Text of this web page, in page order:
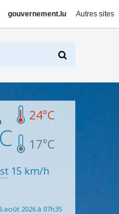
gouvernement.lu Autres sites
24°C
17°C
15 km/h
août 2026 à 07h35